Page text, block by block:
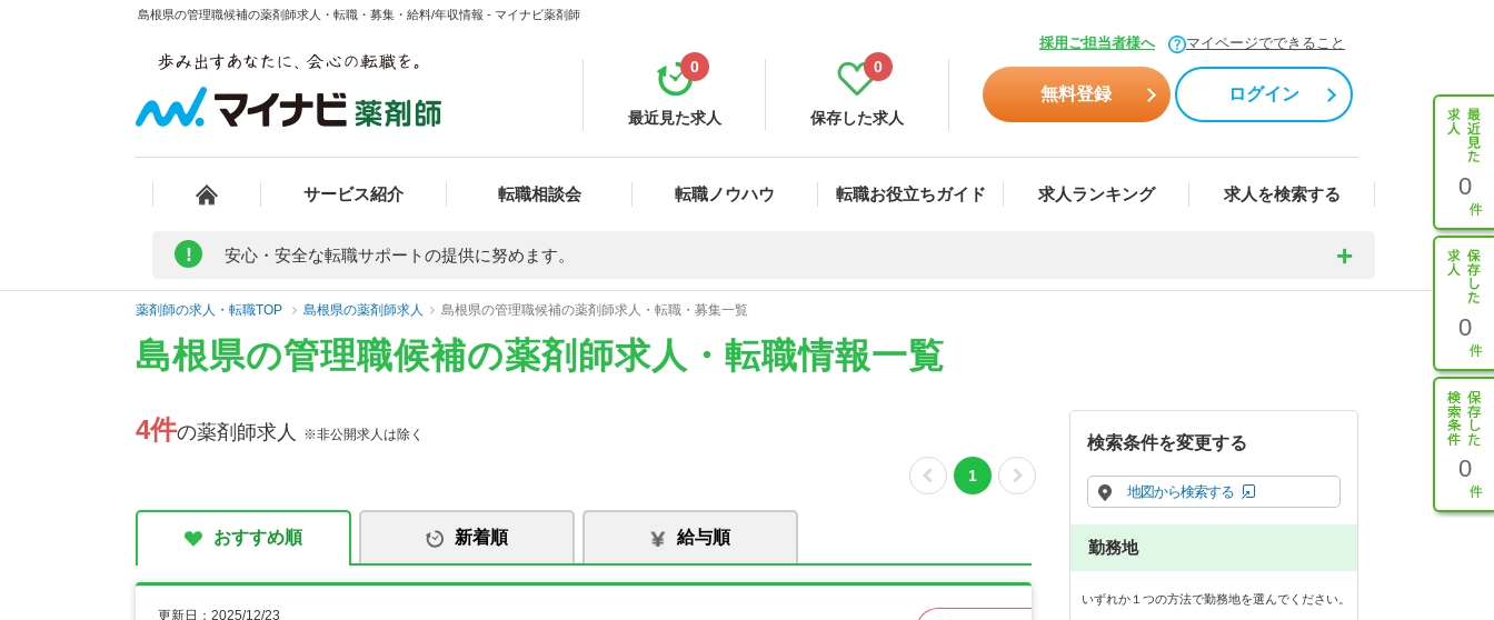
島根県の管理職候補の薬剤師求人・転職・募集・給料/年収情報 - マイナビ薬剤師
採用ご担当者様へ マイページでできること
最近見た求人
0
保存した求人
0
無料登録 ログイン
サービス紹介 転職相談会 転職ノウハウ 転職お役立ちガイド 求人ランキング 求人を検索する 0
0
0
! 安心・安全な転職サポートの提供に努めます。
薬剤師の求人・転職TOP 島根県の薬剤師求人 島根県の管理職候補の薬剤師求人・転職・募集一覧
島根県の管理職候補の薬剤師求人・転職情報一覧
4件の薬剤師求人 ※非公開求人は除く
1
おすすめ順 新着順 給与順
更新日：2025/12/23
検索条件を変更する
地図から検索する
勤務地
いずれか１つの方法で勤務地を選んでください。